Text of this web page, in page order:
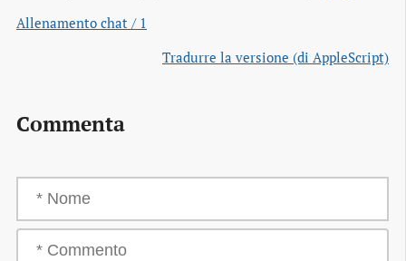
Allenamento chat / 1
Tradurre la versione (di AppleScript)
Commenta